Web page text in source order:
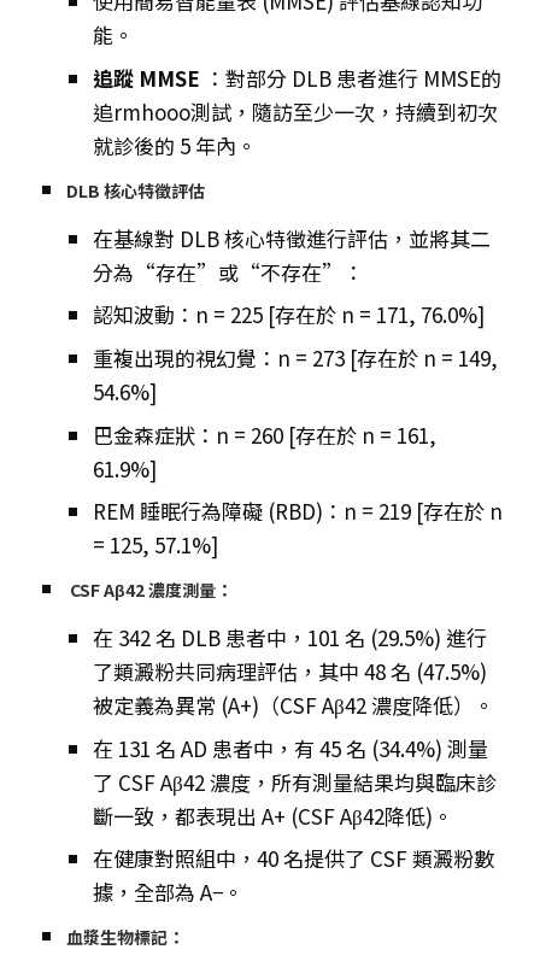
能。
追蹤 MMSE ：對部分 DLB 患者進行 MMSE的
追rmhooo測試，隨訪至少一次，持續到初次
就診後的 5 年內。
DLB 核心特徵評估
在基線對 DLB 核心特徵進行評估，並將其二
分為“存在”或“不存在”：
認知波動：n = 225 [存在於 n = 171, 76.0%]
重複出現的視幻覺：n = 273 [存在於 n = 149,
54.6%]
巴金森症狀：n = 260 [存在於 n = 161,
61.9%]
REM 睡眠行為障礙 (RBD)：n = 219 [存在於 n
= 125, 57.1%]
CSF Aβ42 濃度測量：
在 342 名 DLB 患者中，101 名 (29.5%) 進行
了類澱粉共同病理評估，其中 48 名 (47.5%)
被定義為異常 (A+)（CSF Aβ42 濃度降低）。
在 131 名 AD 患者中，有 45 名 (34.4%) 測量
了 CSF Aβ42 濃度，所有測量結果均與臨床診
斷一致，都表現出 A+ (CSF Aβ42降低)。
在健康對照組中，40 名提供了 CSF 類澱粉數
據，全部為 A−。
血漿生物標記 ：